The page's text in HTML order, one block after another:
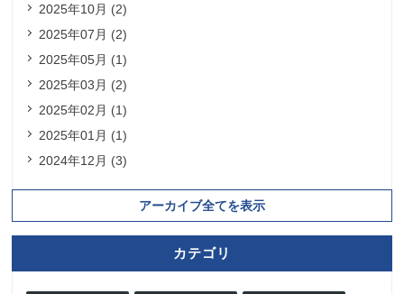
2025年10月 (2)
2025年07月 (2)
2025年05月 (1)
2025年03月 (2)
2025年02月 (1)
2025年01月 (1)
2024年12月 (3)
アーカイブ全てを表示
カテゴリ